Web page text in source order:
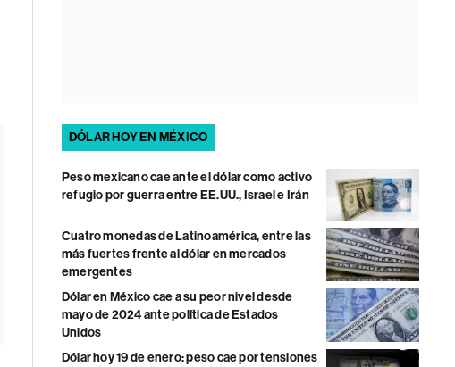
DÓLAR HOY EN MÉXICO
Peso mexicano cae ante el dólar como activo
refugio por guerra entre EE.UU., Israel e Irán
Cuatro monedas de Latinoamérica, entre las
más fuertes frente al dólar en mercados
emergentes
Dólar en México cae a su peor nivel desde
mayo de 2024 ante política de Estados
Unidos
Dólar hoy 19 de enero: peso cae por tensiones